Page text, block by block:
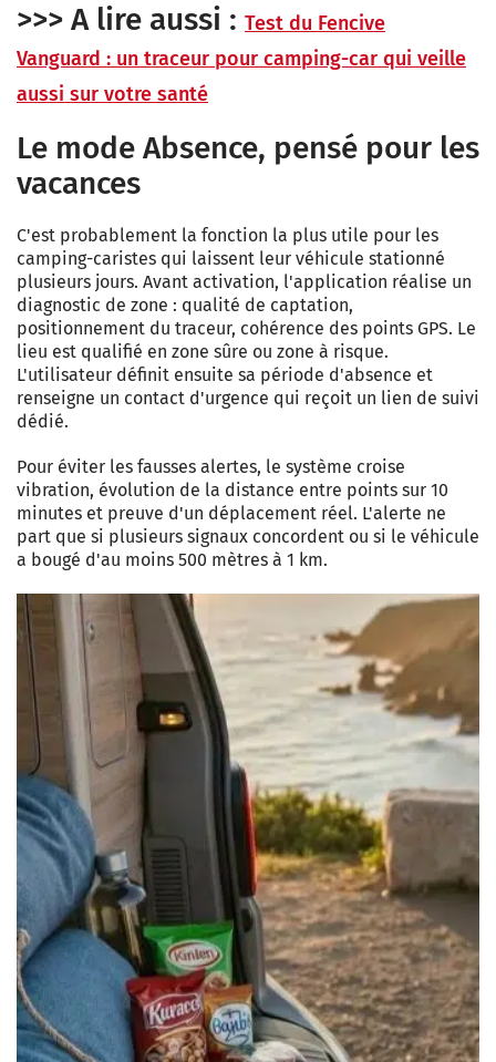
>>> A lire aussi : Test du Fencive
Vanguard : un traceur pour camping-car qui veille
aussi sur votre santé
Le mode Absence, pensé pour les
vacances
C'est probablement la fonction la plus utile pour les
camping-caristes qui laissent leur véhicule stationné
plusieurs jours. Avant activation, l'application réalise un
diagnostic de zone : qualité de captation,
positionnement du traceur, cohérence des points GPS. Le
lieu est qualifié en zone sûre ou zone à risque.
L'utilisateur définit ensuite sa période d'absence et
renseigne un contact d'urgence qui reçoit un lien de suivi
dédié.
Pour éviter les fausses alertes, le système croise
vibration, évolution de la distance entre points sur 10
minutes et preuve d'un déplacement réel. L'alerte ne
part que si plusieurs signaux concordent ou si le véhicule
a bougé d'au moins 500 mètres à 1 km.